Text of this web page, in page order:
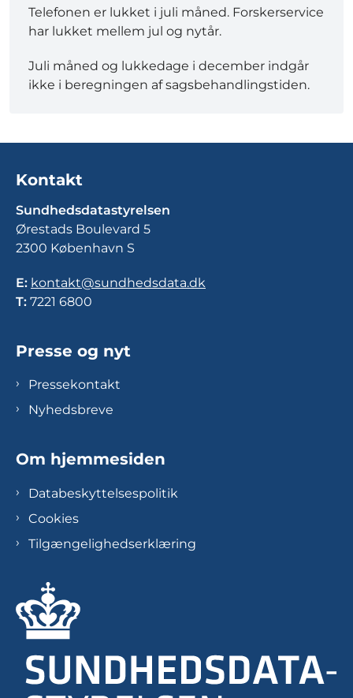
Telefonen er lukket i juli måned. Forskerservice
har lukket mellem jul og nytår.
Juli måned og lukkedage i december indgår
ikke i beregningen af sagsbehandlingstiden.
Kontakt
Sundhedsdatastyrelsen
Ørestads Boulevard 5
2300 København S
E: kontakt@sundhedsdata.dk
T: 7221 6800
Presse og nyt
Pressekontakt
Nyhedsbreve
Om hjemmesiden
Databeskyttelsespolitik
Cookies
Tilgængelighedserklæring